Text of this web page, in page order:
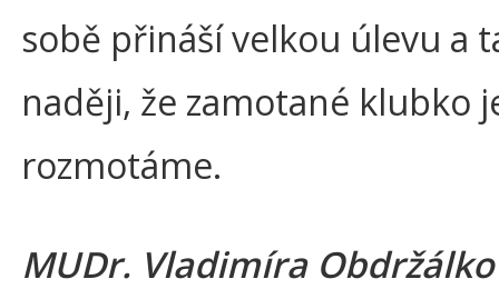
sobě přináší velkou úlevu a
naději, že zamotané klubko
rozmotáme.
MUDr. Vladimíra